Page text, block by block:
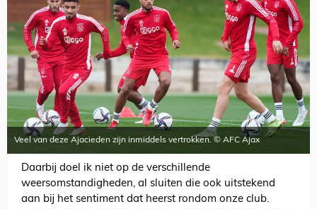
Veel van deze Ajacieden zijn inmiddels vertrokken. © AFC Ajax
Daarbij doel ik niet op de verschillende
weersomstandigheden, al sluiten die ook uitstekend
aan bij het sentiment dat heerst rondom onze club.